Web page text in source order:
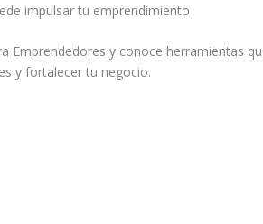
impulsar tu emprendimiento
Emprendedores y conoce herramientas
y fortalecer tu negocio.